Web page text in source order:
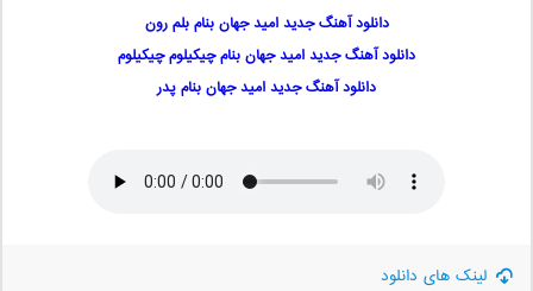
دانلود آهنگ جدید امید جهان بنام بلم رون
دانلود آهنگ جدید امید جهان بنام چیکیلوم چیکیلوم
دانلود آهنگ جدید امید جهان بنام پدر
لینک های دانلود